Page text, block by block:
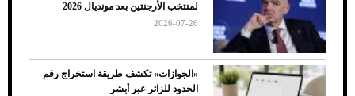
7 نصائح لاختيار لون البنطلون المناسب للقميص
الأسود
لمنتخب الأرجنتين بعد مونديال 2026
2026-07-26
«الجوازات» تكشف طريقة استخراج رقم
الحدود للزائر عبر أبشر